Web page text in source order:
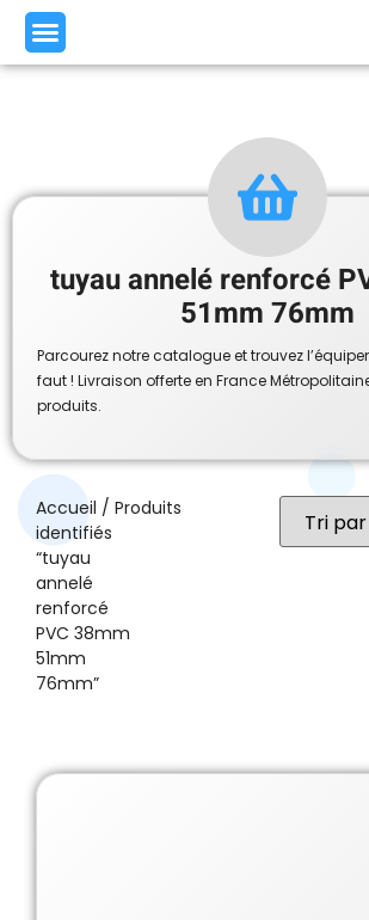
tuyau annelé renforcé
51mm 76mm
Parcourez notre catalogue et trouvez
faut ! Livraison offerte en France
produits.
Accueil / Produits
identifiés
“tuyau
annelé
renforcé
PVC 38mm
51mm
76mm”